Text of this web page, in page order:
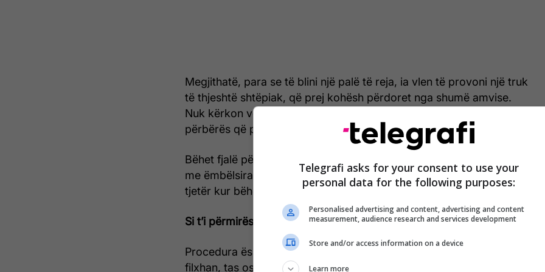
Megjithatë, para se të blini një palë të reja, ia vlen të provoni një truk
të thjeshtë shtëpiak, që prej kohësh përdoret nga shumë amvise.
Nuk kërkon vegël të veçantë, nuk merr shumë kohë dhe përdor një
përbërës që pothuajse çdo kuzhinë e ka në raft.
Bëhet fjalë për sheqerin kristal, një përbërës që zakonisht e lidhim
me ëmbëlsirat dhe kafenë, por që mund të ketë edhe një përdorim
tjetër kur bëhet fjalë për mirëmbajtjen e mjeteve të vogla të shtëpisë.
Si t’i përmirësoni gërshërët me ndihmën e sheqerit
Procedura është shumë e thjeshtë. Hidhni pak sheqer kristal në një
filxhan, tas ose enë të vogël. Më pas hapni dhe mbyllni gërshërët
Telegrafi asks for your consent to use your
personal data for the following purposes:
Personalised advertising and content, advertising and content
measurement, audience research and services development
Store and/or access information on a device
Learn more